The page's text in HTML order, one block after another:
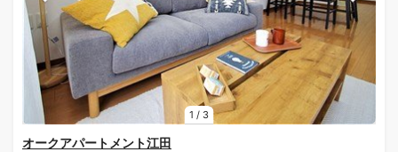
1 / 3
オークアパートメント江田